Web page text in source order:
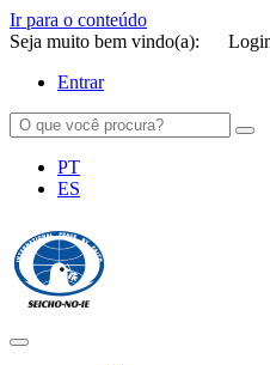
Ir para o conteúdo
Seja muito bem vindo(a):
Entrar
PT
ES